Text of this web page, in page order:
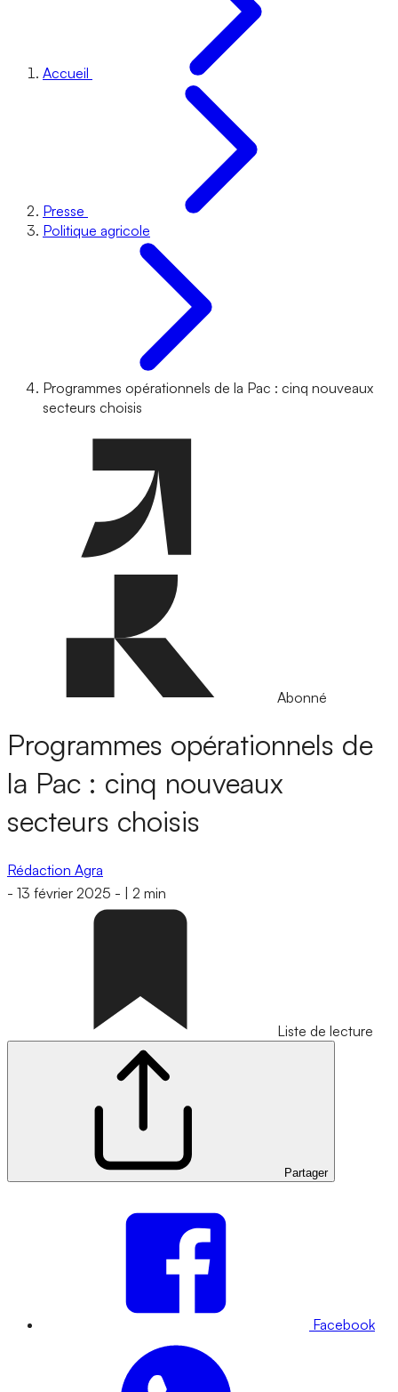
Accueil
Presse
Politique agricole
Programmes opérationnels de la Pac : cinq nouveaux
secteurs choisis
Abonné
Programmes opérationnels de
la Pac : cinq nouveaux
secteurs choisis
Rédaction Agra
- 13 février 2025 - 2 min
Liste de lecture
Partager
Facebook